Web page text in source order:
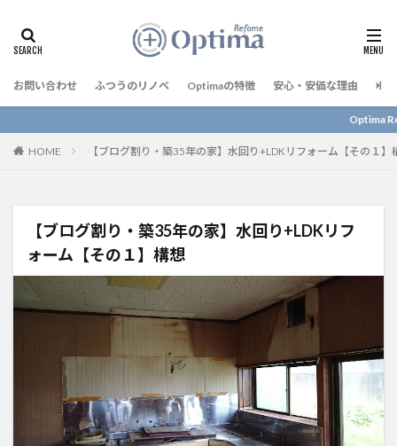
お問い合わせ ふつうのリノベ Optimaの特徴 安心・安価な理由 予
Optima Reform について
HOME 【ブログ割り・築35年の家】水回り+LDKリフォーム【その１】
【ブログ割り・築35年の家】水回り+LDKリフ
ォーム【その１】構想